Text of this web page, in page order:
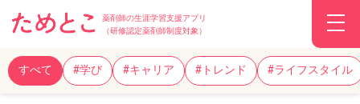
薬剤師の生涯学習支援アプリ
（研修認定薬剤師制度対象）
すべて #学び #キャリア #トレンド #ライフスタイル